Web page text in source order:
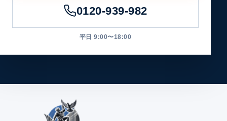
0120-939-982
平日 9:00〜18:00